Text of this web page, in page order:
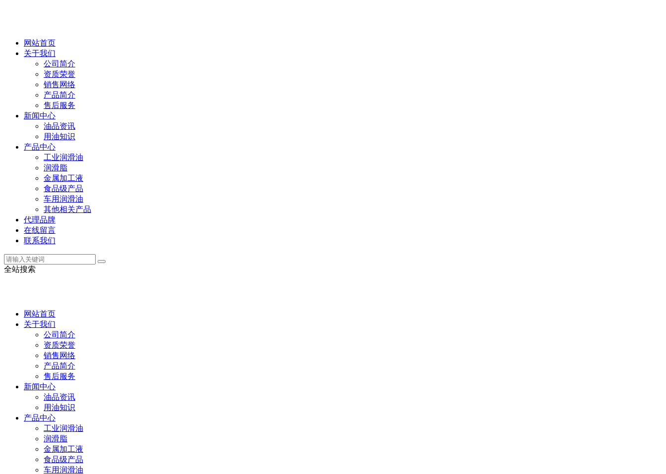
网站首页
关于我们
公司简介
资质荣誉
销售网络
产品简介
售后服务
新闻中心
油品资讯
用油知识
产品中心
工业润滑油
润滑脂
金属加工液
食品级产品
车用润滑油
其他相关产品
代理品牌
在线留言
联系我们
全站搜索
网站首页
关于我们
公司简介
资质荣誉
销售网络
产品简介
售后服务
新闻中心
油品资讯
用油知识
产品中心
工业润滑油
润滑脂
金属加工液
食品级产品
车用润滑油